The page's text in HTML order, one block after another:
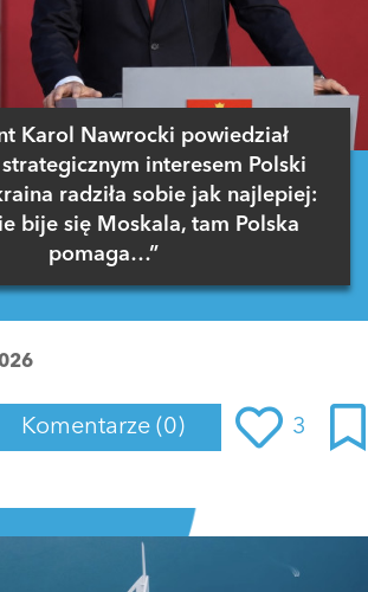
Karol Nawrocki powiedział
interesem Polski
radziła sobie jak najlepiej:
bije się Moskala, tam Polska
pomaga…”
Komentarze (0) 3